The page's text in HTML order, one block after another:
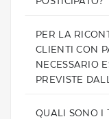
PER LA
CLIENTI CON
NECESSARIO
PREVISTE
QUALI SONO I